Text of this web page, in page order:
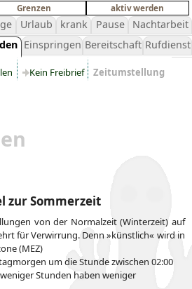
Grenzen aktiv werden
Urlaub krank Pause
Nachtarbeit
Einspringen Bereitschaft Rufdienst
Kein Freibrief Zeitumstellung
zur Sommerzeit
von der Normalzeit (Winterzeit) auf
für Verwirrung. Denn »künstlich« wird in
(MEZ)
um die Stunde zwischen 02:00
Stunden haben weniger